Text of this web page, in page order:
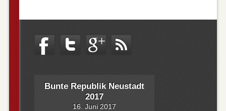
Bunte Republik Neustadt
2017
16. Juni 2017